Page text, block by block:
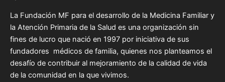
La Fundación MF para el desarrollo de la Medicina Familiar y
la Atención Primaria de la Salud es una organización sin
fines de lucro que nació en 1997 por iniciativa de sus
fundadores médicos de familia, quienes nos planteamos el
desafío de contribuir al mejoramiento de la calidad de vida
de la comunidad en la que vivimos.